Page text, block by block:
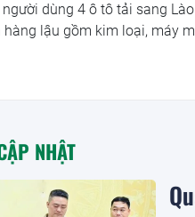
người dùng 4 ô tô tải sang
hàng lậu gồm kim loại, máy
NHẬT